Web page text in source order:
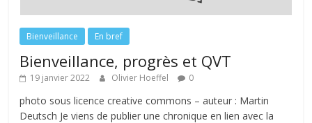
Bienveillance En bref
Bienveillance, progrès et QVT
19 janvier 2022 Olivier Hoeffel 0
photo sous licence creative commons – auteur : Martin
Deutsch Je viens de publier une chronique en lien avec la